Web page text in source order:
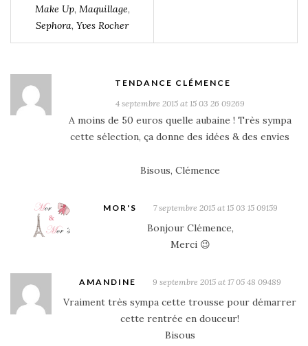
Make Up, Maquillage,
Sephora, Yves Rocher
TENDANCE CLÉMENCE
4 septembre 2015 at 15 03 26 09269
A moins de 50 euros quelle aubaine ! Très sympa
cette sélection, ça donne des idées & des envies
Bisous, Clémence
MOR'S 7 septembre 2015 at 15 03 15 09159
Bonjour Clémence,
Merci 😉
AMANDINE 9 septembre 2015 at 17 05 48 09489
Vraiment très sympa cette trousse pour démarrer
cette rentrée en douceur!
Bisous